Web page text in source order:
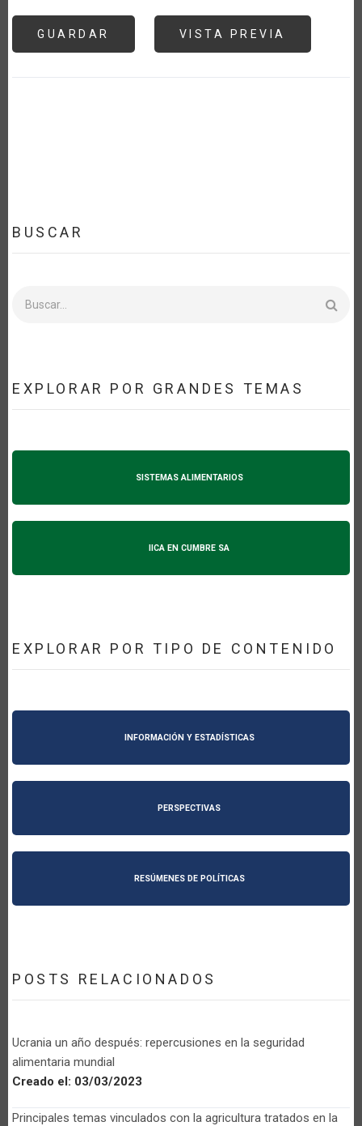
BUSCAR
EXPLORAR POR GRANDES TEMAS
SISTEMAS ALIMENTARIOS
IICA EN CUMBRE SA
EXPLORAR POR TIPO DE CONTENIDO
INFORMACIÓN Y ESTADÍSTICAS
PERSPECTIVAS
RESÚMENES DE POLÍTICAS
POSTS RELACIONADOS
Ucrania un año después: repercusiones en la seguridad
alimentaria mundial
Creado el: 03/03/2023
Principales temas vinculados con la agricultura tratados en la